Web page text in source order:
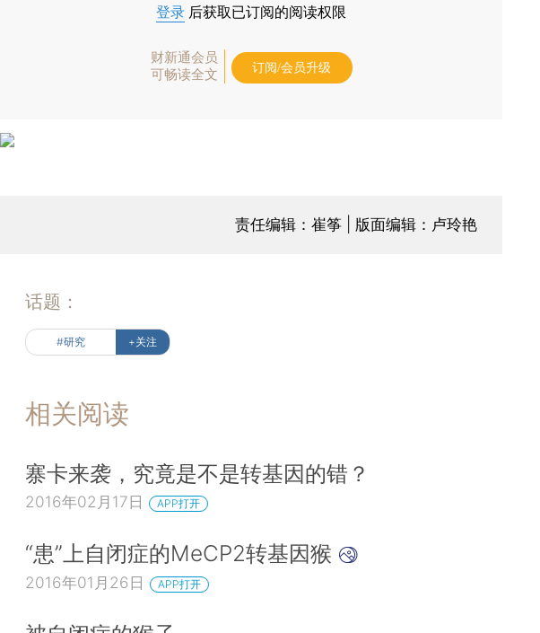
登录 后获取已订阅的阅读权限
财新通会员
可畅读全文
订阅/会员升级
责任编辑：崔筝 | 版面编辑：卢玲艳
话题：
#研究 +关注
相关阅读
寨卡来袭，究竟是不是转基因的错？
2016年02月17日 APP打开
“患”上自闭症的MeCP2转基因猴
2016年01月26日 APP打开